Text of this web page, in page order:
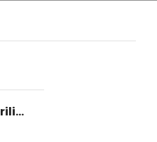
Pintura Acrilica Vanguardia Metalica 100 Ml